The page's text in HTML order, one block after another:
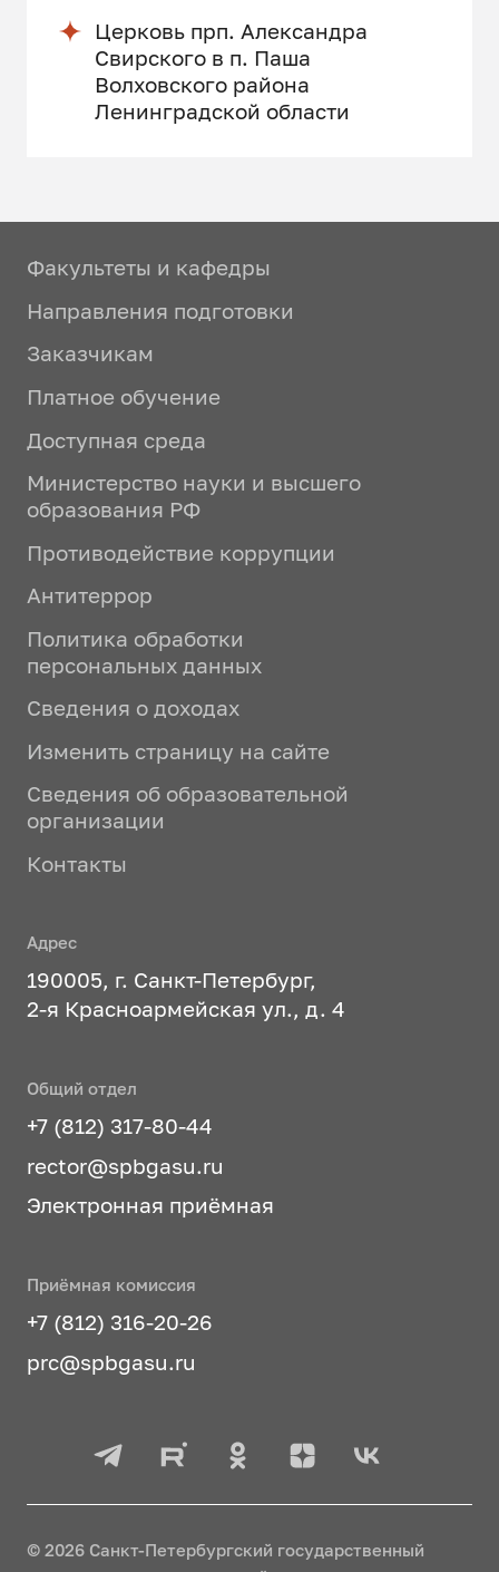
Церковь прп. Александра
Свирского в п. Паша
Волховского района
Ленинградской области
Факультеты и кафедры
Направления подготовки
Заказчикам
Платное обучение
Доступная среда
Министерство науки и высшего
образования РФ
Противодействие коррупции
Антитеррор
Политика обработки
персональных данных
Сведения о доходах
Изменить страницу на сайте
Сведения об образовательной
организации
Контакты
Адрес
190005, г. Санкт-Петербург,
2-я Красноармейская ул., д. 4
Общий отдел
+7 (812) 317-80-44
rector@spbgasu.ru
Электронная приёмная
Приёмная комиссия
+7 (812) 316-20-26
prc@spbgasu.ru
© 2026 Санкт-Петербургский государственный